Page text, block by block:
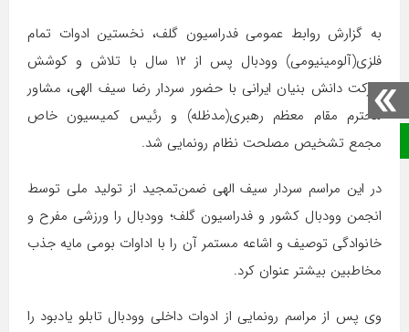
صفحه نخست
به گزارش روابط عمومی فدراسیون گلف، نخستین ادوات تمام
فلزی(آلومینیومی) وودبال پس از ۱۲ سال با تلاش و کوشش
شرکت دانش بنیان ایرانی با حضور سردار رضا سیف الهی،‌ مشاور
محترم مقام معظم رهبری(مدظله) و رئیس کمیسیون خاص
مجمع تشخیص مصلحت نظام رونمایی شد.
در این مراسم سردار سیف الهی ضمن‌تمجید از تولید ملی توسط
انجمن وودبال کشور و فدراسیون گلف؛ وودبال را ورزشی مفرح و
خانوادگی توصیف و اشاعه مستمر آن را با اداوات بومی مایه جذب
مخاطبین بیشتر عنوان کرد.
وی پس از مراسم رونمایی از ادوات داخلی وودبال تابلو یادبود را